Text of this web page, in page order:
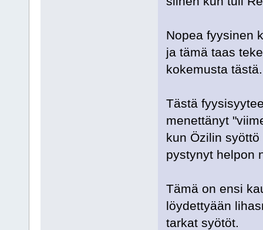
Nopea fyysinen
ja tämä taas
kokemusta tästä.
Tästä
menettänyt
kun Özilin
pystynyt helpon
Tämä on ensi
löydettyään
tarkat syötöt.